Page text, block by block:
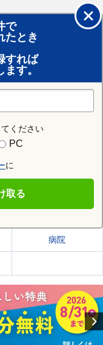
で
たとき
すれば
す。
ください
PC
に
取る
病院